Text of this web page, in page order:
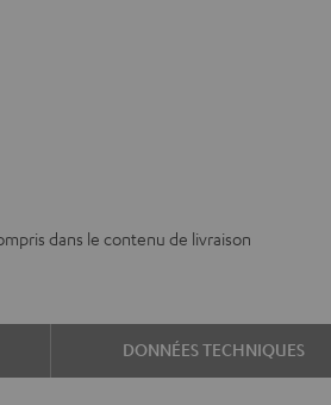
dans le contenu de livraison
DONNÉES TECHNIQUES